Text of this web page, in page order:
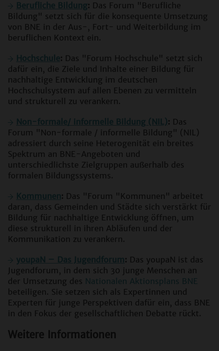
Berufliche Bildung: Das Forum "Berufliche
Bildung" setzt sich für die konsequente Umsetzung
von BNE in der Aus-, Fort- und Weiterbildung im
beruflichen Kontext ein.
Hochschule: Das "Forum Hochschule" setzt sich
dafür ein, die Ziele und Inhalte einer Bildung für
nachhaltige Entwicklung im deutschen
Hochschulsystem auf allen Ebenen zu vermitteln
und strukturell zu verankern.
Non-formale/ informelle Bildung (NIL): Das
Forum "Non-formale / informelle Bildung" (NIL)
adressiert durch seine Heterogenität ein breites
Spektrum an BNE-Angeboten und
unterschiedlichste Zielgruppen außerhalb des
formalen Bildungssystems.
Kommunen: Das "Forum "Kommunen" arbeitet
daran, dass Gemeinden und Städte sich verstärkt für
Bildung für nachhaltige Entwicklung öffnen, um
diese strukturell in ihren Abläufen und der
Kommunikation zu verankern.
youpaN – Das Jugendforum: Das youpaN ist das
Jugendforum, in dem sich 30 junge Menschen an
der Umsetzung des Nationalen Aktionsplans BNE
beteiligen. Sie setzen sich als Expertinnen und
Experten für junge Perspektiven dafür ein, dass BNE
in den Fokus der gesellschaftlichen Debatte rückt.
Weitere Informationen